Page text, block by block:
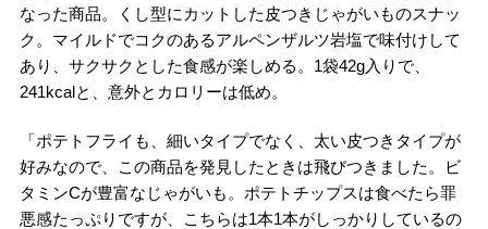
なった商品。くし型にカットした皮つきじゃがいものスナッ
ク。マイルドでコクのあるアルペンザルツ岩塩で味付けして
あり、サクサクとした食感が楽しめる。1袋42g入りで、
241kcalと、意外とカロリーは低め。
「ポテトフライも、細いタイプでなく、太い皮つきタイプが
好みなので、この商品を発見したときは飛びつきました。ビ
タミンCが豊富なじゃがいも。ポテトチップスは食べたら罪
悪感たっぷりですが、こちらは1本1本がしっかりしているの